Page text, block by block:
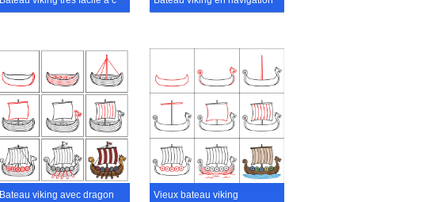
Bateau viking avec dragon Vieux bateau viking